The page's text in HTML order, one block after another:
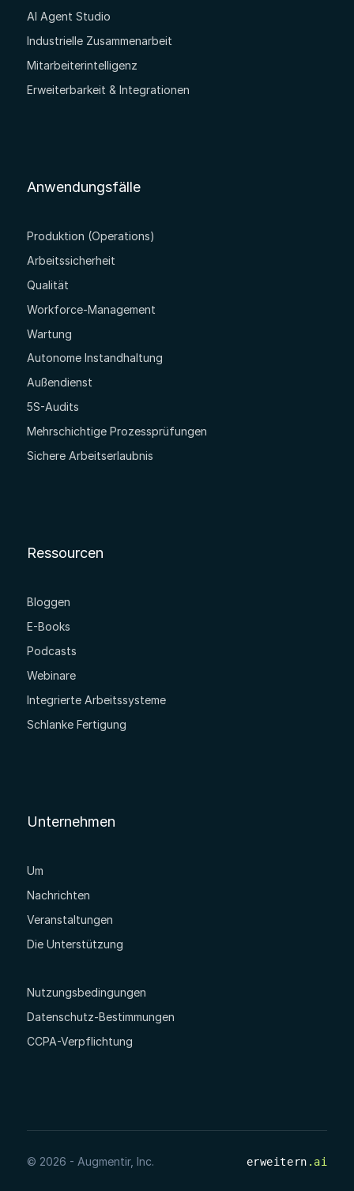
AI Agent Studio
Industrielle Zusammenarbeit
Mitarbeiterintelligenz
Erweiterbarkeit & Integrationen
Anwendungsfälle
Produktion (Operations)
Arbeitssicherheit
Qualität
Workforce-Management
Wartung
Autonome Instandhaltung
Außendienst
5S-Audits
Mehrschichtige Prozessprüfungen
Sichere Arbeitserlaubnis
Ressourcen
Bloggen
E-Books
Podcasts
Webinare
Integrierte Arbeitssysteme
Schlanke Fertigung
Unternehmen
Um
Nachrichten
Veranstaltungen
Die Unterstützung
Nutzungsbedingungen
Datenschutz-Bestimmungen
CCPA-Verpflichtung
© 2026 - Augmentir, Inc. erweitern .ai